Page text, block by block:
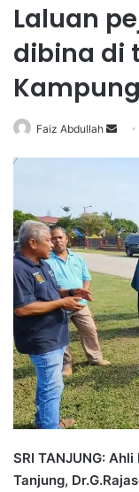
Laluan
dibina di
Faiz Abdullah
n
e
m
a
i
l
SRI TANJUNG:
Tanjung,